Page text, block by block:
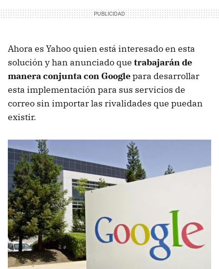
Ahora es Yahoo quien está interesado en esta
solución y han anunciado que trabajarán de
manera conjunta con Googlepara desarrollar
esta implementación para sus servicios de
correo sin importar las rivalidades que puedan
existir.